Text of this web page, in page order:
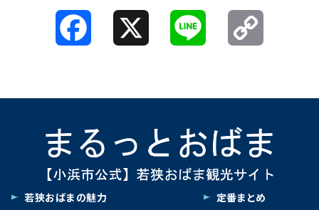
Facebook
若狭おばまの魅力
定番まとめ